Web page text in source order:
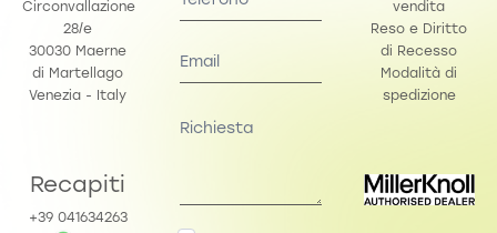
Circonvallazione
28/e
30030 Maerne
di Martellago
Venezia - Italy
Recapiti
+39 041634263
vendita
Reso e Diritto
di Recesso
Modalità di
spedizione